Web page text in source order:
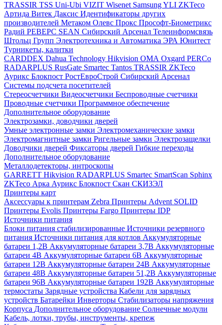
TRASSIR TSS Uni-Ubi VIZIT Wisenet SamsungYLI ZKTeco
Артида Витек Даксис Идентификаторы других
производителей Метаком Олевс Прокс Прософт-Биометрикс
Радий РЕВЕРС SEAN Сибирский Арсенал Телеинформсвязь
Штольц Групп Электротехника и Автоматика ЭРА Юнитест
Турникеты, калитки
CARDDEX Dahua Technology Hikvision ОМА Oxgard PERCo
RADARPLUS RusGate Smartec Tantos TRASSIR ZKTeco
Аурикс Блокпост РостЕвроСтрой Сибирский Арсенал
Системы подсчета посетителей
Стереосчетчики Видеосчетчики Беспроводные счетчики
Проводные счетчики Программное обеспечение
Дополнительное оборудование
Электрозамки, доводчики дверей
Умные электронные замки Электромеханические замки
Электромагнитные замки Ригельные замки Электрозащелки
Доводчики дверей Фиксаторы дверей Гибкие переходы
Дополнительное оборудование
Металлодетекторы, интроскопы
GARRETT Hikvision RADARPLUS Smartec SmartScan Sphinx
ZKTeco Арка Аурикс Блокпост Скан СКИЗЭЛ
Принтеры карт
Аксессуары к принтерам Zebra Принтеры Advent SOLID
Принтеры Evolis Принтеры Fargo Принтеры IDP
Источники питания
Блоки питания стабилизированные Источники резервного
питания Источники питания для котлов Аккумуляторные
батареи 1,2В Аккумуляторные батареи 3,7В Аккумуляторные
батареи 4В Аккумуляторные батареи 6В Аккумуляторные
батареи 12В Аккумуляторные батареи 24В Аккумуляторные
батареи 48В Аккумуляторные батареи 51,2В Аккумуляторные
батареи 96В Аккумуляторные батареи 192В Аккумуляторные
термостаты Зарядные устройства Кабели для зарядных
устройств Батарейки Инверторы Стабилизаторы напряжения
Корпуса Дополнительное оборудование Солнечные модули
Кабель, лотки, трубы, инструменты, крепеж